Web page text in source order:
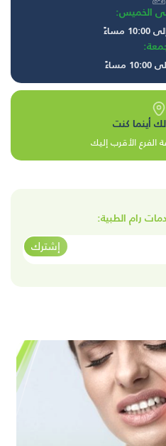
الخميس:
أينما كنت
الأقرب إليك
رام الطبية:
إشترك